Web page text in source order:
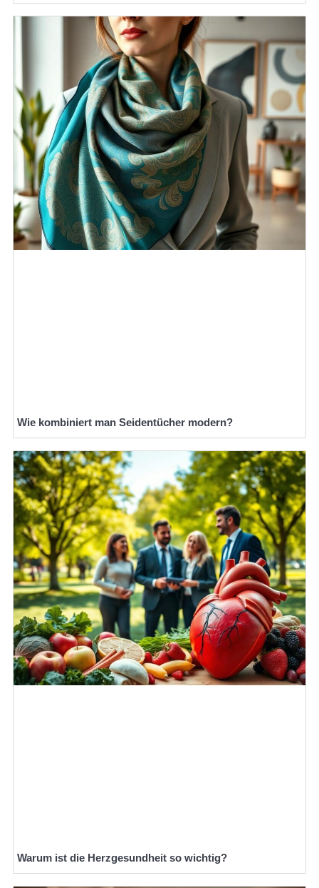
Wie kombiniert man Seidentücher modern?
Warum ist die Herzgesundheit so wichtig?